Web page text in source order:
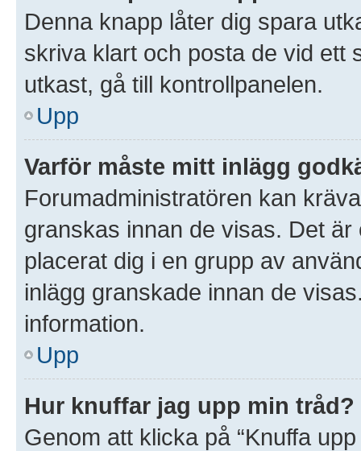
Denna knapp låter dig spara
skriva klart och posta de vid ett
utkast, gå till kontrollpanelen.
Upp
Varför måste mitt inlägg
Forumadministratören kan
granskas innan de visas. Det
placerat dig i en grupp av
inlägg granskade innan de
information.
Upp
Hur knuffar jag upp min tråd?
Genom att klicka på “Knuffa